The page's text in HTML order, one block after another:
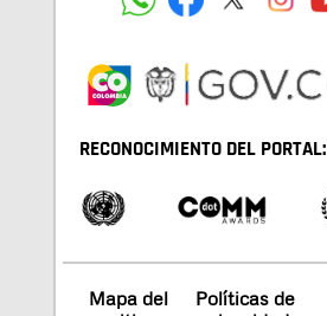
RECONOCIMIENTO DEL PORTAL:
Mapa del
Políticas de